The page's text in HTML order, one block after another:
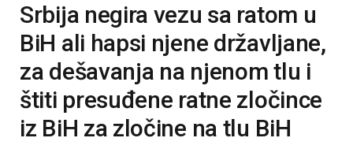
Srbija negira vezu sa ratom u
BiH ali hapsi njene državljane,
za dešavanja na njenom tlu i
štiti presuđene ratne zločince
iz BiH za zločine na tlu BiH